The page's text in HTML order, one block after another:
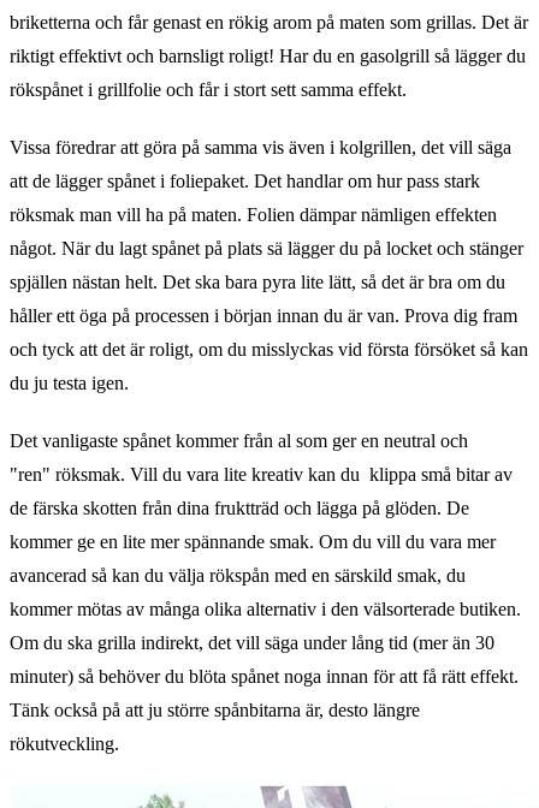
briketterna och får genast en rökig arom på maten som grillas. Det är
riktigt effektivt och barnsligt roligt! Har du en gasolgrill så lägger du
rökspånet i grillfolie och får i stort sett samma effekt.
Vissa föredrar att göra på samma vis även i kolgrillen, det vill säga
att de lägger spånet i foliepaket. Det handlar om hur pass stark
röksmak man vill ha på maten. Folien dämpar nämligen effekten
något. När du lagt spånet på plats sä lägger du på locket och stänger
spjällen nästan helt. Det ska bara pyra lite lätt, så det är bra om du
håller ett öga på processen i början innan du är van. Prova dig fram
och tyck att det är roligt, om du misslyckas vid första försöket så kan
du ju testa igen.
Det vanligaste spånet kommer från al som ger en neutral och
"ren" röksmak. Vill du vara lite kreativ kan du klippa små bitar av
de färska skotten från dina fruktträd och lägga på glöden. De
kommer ge en lite mer spännande smak. Om du vill du vara mer
avancerad så kan du välja rökspån med en särskild smak, du
kommer mötas av många olika alternativ i den välsorterade butiken.
Om du ska grilla indirekt, det vill säga under lång tid (mer än 30
minuter) så behöver du blöta spånet noga innan för att få rätt effekt.
Tänk också på att ju större spånbitarna är, desto längre
rökutveckling.